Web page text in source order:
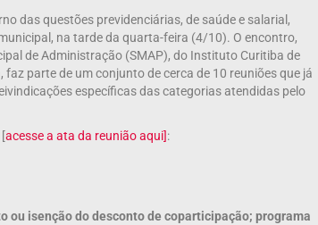
das questões previdenciárias, de saúde e salarial,
na tarde da quarta-feira (4/10). O encontro,
de Administração (SMAP), do Instituto Curitiba de
parte de um conjunto de cerca de 10 reuniões que já
específicas das categorias atendidas pelo
[acesse a ata da reunião aqui]:
isenção do desconto de coparticipação; programa